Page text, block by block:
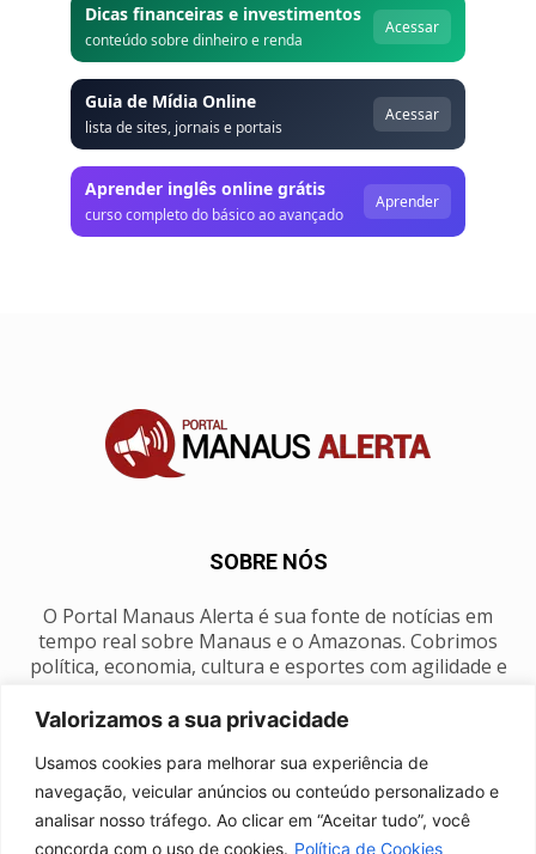
Valorizamos a sua privacidade
Usamos cookies para melhorar sua experiência de
navegação, veicular anúncios ou conteúdo personalizado e
analisar nosso tráfego. Ao clicar em “Aceitar tudo”, você
concorda com o uso de cookies. Política de Cookies
Dicas financeiras e investimentos
conteúdo sobre dinheiro e renda
Acessar
Guia de Mídia Online
lista de sites, jornais e portais
Acessar
Aprender inglês online grátis
curso completo do básico ao avançado
Aprender
SOBRE NÓS
O Portal Manaus Alerta é sua fonte de notícias em
tempo real sobre Manaus e o Amazonas. Cobrimos
política, economia, cultura e esportes com agilidade e
SIGA-NOS